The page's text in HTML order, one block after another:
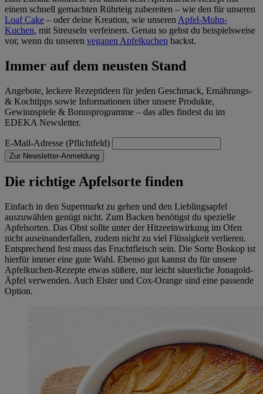
einem schnell gemachten Rührteig zubereiten – wie den für unseren
Loaf Cake – oder deine Kreation, wie unseren Apfel-Mohn-
Kuchen, mit Streuseln verfeinern. Genau so gehst du beispielsweise
vor, wenn du unseren veganen Apfelkuchen backst.
Immer auf dem neusten Stand
Angebote, leckere Rezeptideen für jeden Geschmack, Ernährungs-
& Kochtipps sowie Informationen über unsere Produkte,
Gewinnspiele & Bonusprogramme – das alles findest du im
EDEKA Newsletter.
E-Mail-Adresse (Pflichtfeld)
Zur Newsletter-Anmeldung
Die richtige Apfelsorte finden
Einfach in den Supermarkt zu gehen und den Lieblingsapfel
auszuwählen genügt nicht. Zum Backen benötigst du spezielle
Apfelsorten. Das Obst sollte unter der Hitzeeinwirkung im Ofen
nicht auseinanderfallen, zudem nicht zu viel Flüssigkeit verlieren.
Entsprechend fest muss das Fruchtfleisch sein. Die Sorte Boskop ist
hierfür immer eine gute Wahl. Ebenso gut kannst du für unsere
Apfelkuchen-Rezepte etwas süßere, nur leicht säuerliche Jonagold-
Äpfel verwenden. Auch Elster und Cox-Orange sind eine passende
Option.